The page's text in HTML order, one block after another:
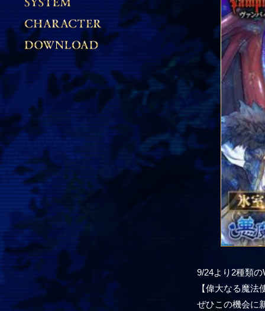
9/24より2種類
【偉大なる魔
ぜひこの機会に